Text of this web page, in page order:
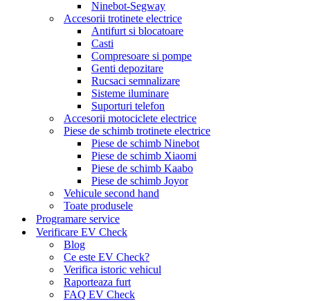
Ninebot-Segway
Accesorii trotinete electrice
Antifurt si blocatoare
Casti
Compresoare si pompe
Genti depozitare
Rucsaci semnalizare
Sisteme iluminare
Suporturi telefon
Accesorii motociclete electrice
Piese de schimb trotinete electrice
Piese de schimb Ninebot
Piese de schimb Xiaomi
Piese de schimb Kaabo
Piese de schimb Joyor
Vehicule second hand
Toate produsele
Programare service
Verificare EV Check
Blog
Ce este EV Check?
Verifica istoric vehicul
Raporteaza furt
FAQ EV Check